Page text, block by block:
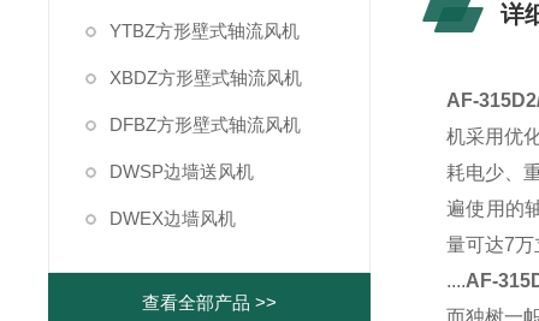
YTBZ方形壁式轴流风机
XBDZ方形壁式轴流风机
DFBZ方形壁式轴流风机
DWSP边墙送风机
DWEX边墙风机
查看全部产品 >>
详
AF-
机采用优
耗电少、
遍使用的
量可达7
....AF-
而独树一